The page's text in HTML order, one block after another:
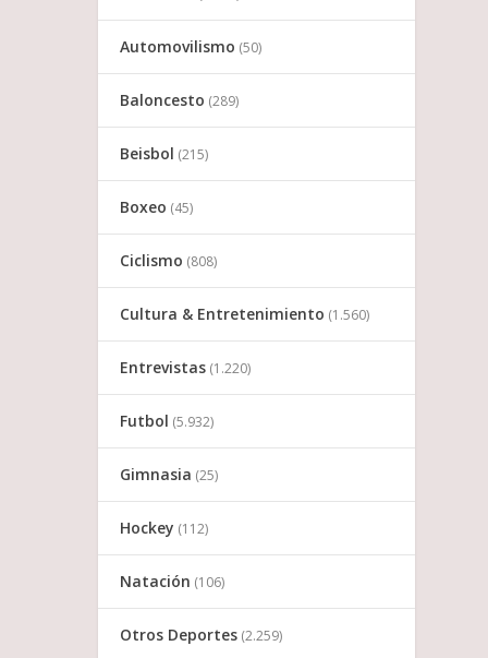
Automovilismo (50)
Baloncesto (289)
Beisbol (215)
Boxeo (45)
Ciclismo (808)
Cultura & Entretenimiento (1.560)
Entrevistas (1.220)
Futbol (5.932)
Gimnasia (25)
Hockey (112)
Natación (106)
Otros Deportes (2.259)